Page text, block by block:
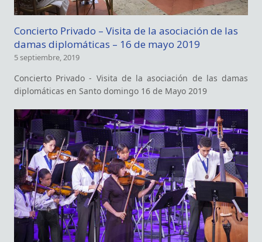
Concierto Privado – Visita de la asociación de las
damas diplomáticas – 16 de mayo 2019
5 septiembre, 2019
Concierto Privado - Visita de la asociación de las damas
diplomáticas en Santo domingo 16 de Mayo 2019